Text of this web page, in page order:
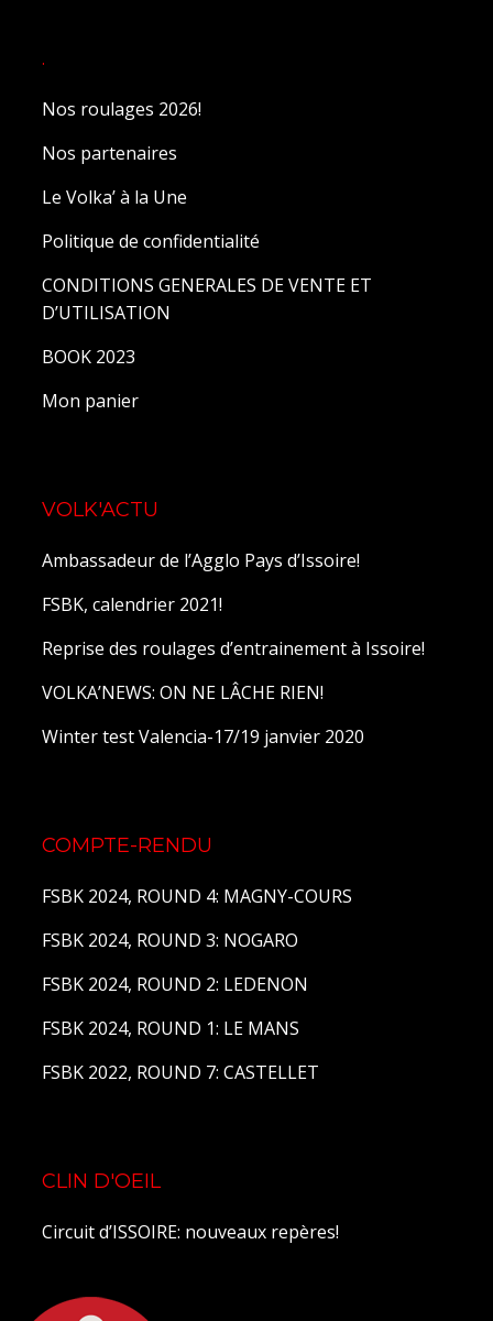
.
Nos roulages 2026!
Nos partenaires
Le Volka’ à la Une
Politique de confidentialité
CONDITIONS GENERALES DE VENTE ET
D’UTILISATION
BOOK 2023
Mon panier
VOLK'ACTU
Ambassadeur de l’Agglo Pays d’Issoire!
FSBK, calendrier 2021!
Reprise des roulages d’entrainement à Issoire!
VOLKA’NEWS: ON NE LÂCHE RIEN!
Winter test Valencia-17/19 janvier 2020
COMPTE-RENDU
FSBK 2024, ROUND 4: MAGNY-COURS
FSBK 2024, ROUND 3: NOGARO
FSBK 2024, ROUND 2: LEDENON
FSBK 2024, ROUND 1: LE MANS
FSBK 2022, ROUND 7: CASTELLET
CLIN D'OEIL
Circuit d’ISSOIRE: nouveaux repères!